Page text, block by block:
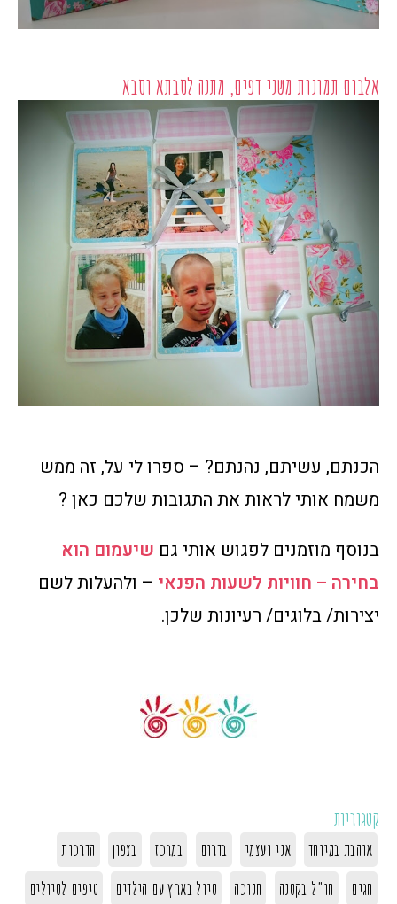
אלבום תמונות משני דפים, מתנה לסבתא וסבא
הכנתם, עשיתם, נהנתם? – ספרו לי על, זה ממש
משמח אותי לראות את התגובות שלכם כאן ?
בנוסף מוזמנים לפגוש אותי גם שיעמום הוא
בחירה – חוויות לשעות הפנאי – ולהעלות לשם
יצירות/ בלוגים/ רעיונות שלכן.
קטגוריות
אוהבת במיוחד אני ועצמי בדרום במרכז בצפון
הדרכות
חגים
חו"ל בקטנה חנוכה טיול בארץ עם הילדים
טיפים לטיולים